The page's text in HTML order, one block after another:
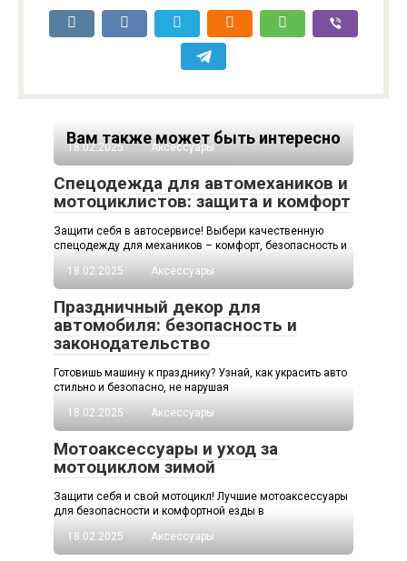
Вам также может быть интересно
18.02.2025 Аксессуары
Спецодежда для автомехаников и
мотоциклистов: защита и комфорт
Защити себя в автосервисе! Выбери качественную
спецодежду для механиков – комфорт, безопасность и
18.02.2025
Аксессуары
Праздничный декор для
автомобиля: безопасность и
законодательство
Готовишь машину к празднику? Узнай, как украсить авто
стильно и безопасно, не нарушая
18.02.2025
Аксессуары
Мотоаксессуары и уход за
мотоциклом зимой
Защити себя и свой мотоцикл! Лучшие мотоаксессуары
для безопасности и комфортной езды в
18.02.2025
Аксессуары